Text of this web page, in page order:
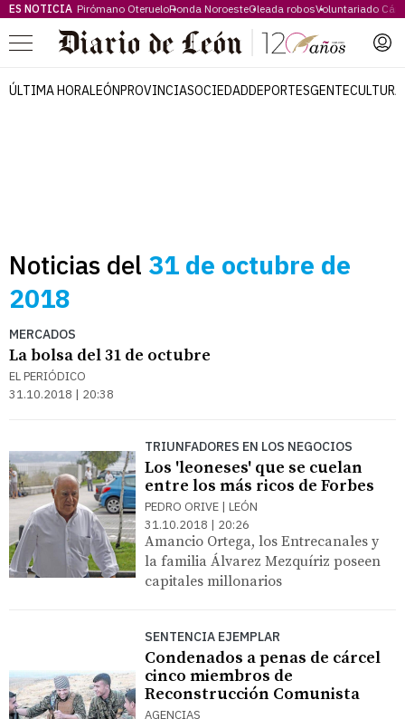
ES NOTICIA Pirómano OterueloRonda NoroesteOleada robosVoluntariado
Menú
ÚLTIMA HORALEÓNPROVINCIASOCIEDADDEPORTESGENTECULTURA
Noticias del 31 de octubre de
2018
MERCADOS
La bolsa del 31 de octubre
EL PERIÓDICO
31.10.2018 | 20:38
TRIUNFADORES EN LOS NEGOCIOS
Los 'leoneses' que se cuelan
entre los más ricos de Forbes
PEDRO ORIVE | LEÓN
31.10.2018 | 20:26
Amancio Ortega, los Entrecanales y
la familia Álvarez Mezquíriz poseen
capitales millonarios
SENTENCIA EJEMPLAR
Condenados a penas de cárcel
cinco miembros de
Reconstrucción Comunista
AGENCIAS